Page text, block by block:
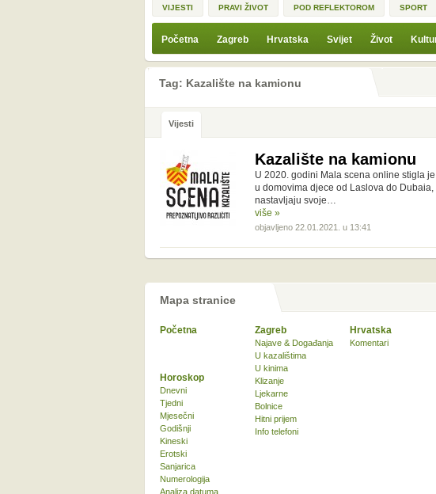
VIJESTI PRAVI ŽIVOT POD REFLEKTOROM SPORT
Početna Zagreb Hrvatska Svijet Život
Tag: Kazalište na kamionu
Vijesti
Kazalište na kamionu
U 2020. godini Mala scena online stigla
u domovima djece od Laslova do
nastavljaju svoje…
više »
objavljeno 22.01.2021. u 13:41
Mapa stranice
Početna Zagreb
Najave & Događanja
U kazalištima
U kinima
Klizanje
Ljekarne
Bolnice
Hitni prijem
Info telefoni
Hrvatska
Komentari
Horoskop
Dnevni
Tjedni
Mjesečni
Godišnji
Kineski
Erotski
Sanjarica
Numerologija
Analiza datuma